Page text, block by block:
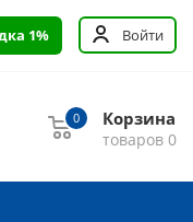
1% Войти
Корзина
товаров 0
0